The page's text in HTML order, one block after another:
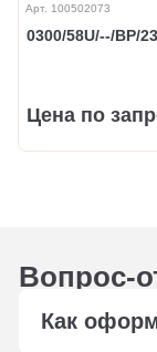
Арт. 100502073
0300/58U/--/BP/
Цена по
Вопрос-
Как